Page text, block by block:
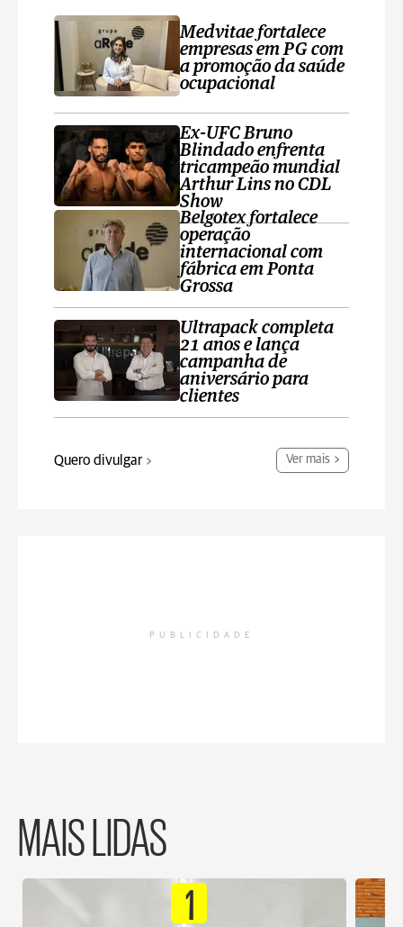
Medvitae fortalece
empresas em PG com
a promoção da saúde
ocupacional
Ex-UFC Bruno
Blindado enfrenta
tricampeão mundial
Arthur Lins no CDL
Show
Belgotex fortalece
operação
internacional com
fábrica em Ponta
Grossa
Ultrapack completa
21 anos e lança
campanha de
aniversário para
clientes
Quero divulgar Ver mais
PUBLICIDADE
MAIS LIDAS
1